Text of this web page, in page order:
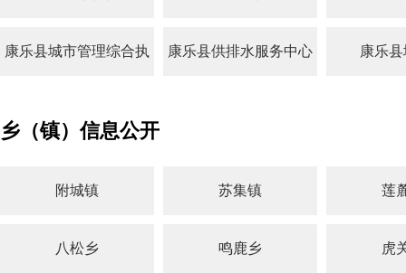
康乐县城市管理综合执 康乐县供排水服务中心 康乐
乡（镇）信息公开
附城镇 苏集镇 莲
八松乡 鸣鹿乡 虎